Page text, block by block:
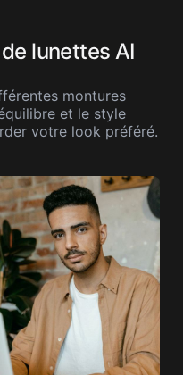
lunettes AI
montures
et le style
votre look préféré.